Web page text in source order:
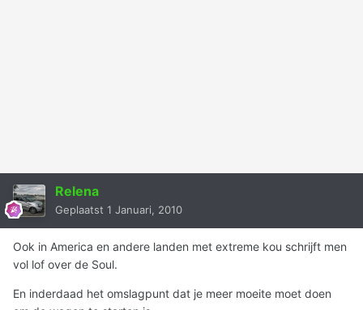
Relena
Geplaatst 1 Januari, 2010
Ook in America en andere landen met extreme kou schrijft men
vol lof over de Soul.
En inderdaad het omslagpunt dat je meer moeite moet doen